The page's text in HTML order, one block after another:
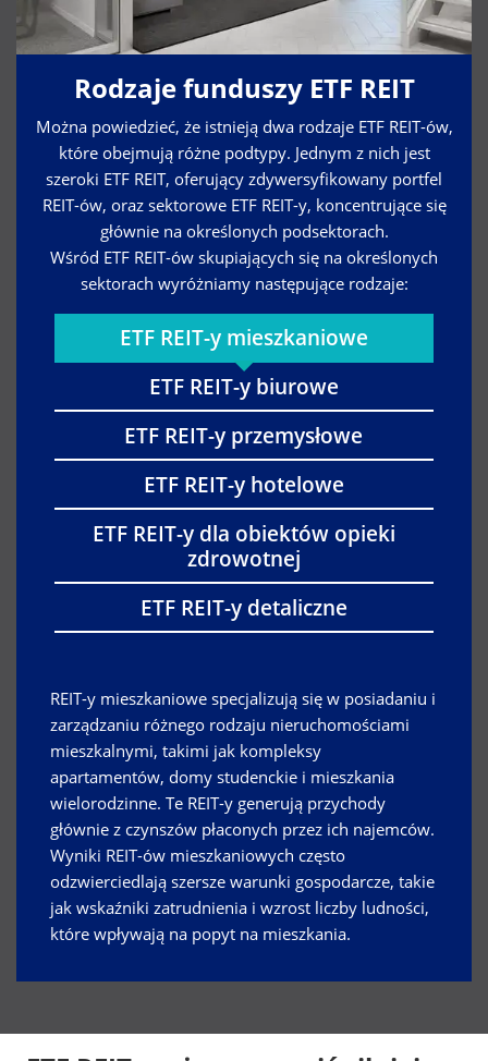
Rodzaje funduszy ETF REIT
Można powiedzieć, że istnieją dwa rodzaje ETF REIT-ów,
które obejmują różne podtypy. Jednym z nich jest
szeroki ETF REIT, oferujący zdywersyfikowany portfel
REIT-ów, oraz sektorowe ETF REIT-y, koncentrujące się
głównie na określonych podsektorach.
Wśród ETF REIT-ów skupiających się na określonych
sektorach wyróżniamy następujące rodzaje:
ETF REIT-y mieszkaniowe
ETF REIT-y biurowe
ETF REIT-y przemysłowe
ETF REIT-y hotelowe
ETF REIT-y dla obiektów opieki
zdrowotnej
ETF REIT-y detaliczne
REIT-y mieszkaniowe specjalizują się w posiadaniu i
zarządzaniu różnego rodzaju nieruchomościami
mieszkalnymi, takimi jak kompleksy
apartamentów, domy studenckie i mieszkania
wielorodzinne. Te REIT-y generują przychody
głównie z czynszów płaconych przez ich najemców.
Wyniki REIT-ów mieszkaniowych często
odzwierciedlają szersze warunki gospodarcze, takie
jak wskaźniki zatrudnienia i wzrost liczby ludności,
które wpływają na popyt na mieszkania.